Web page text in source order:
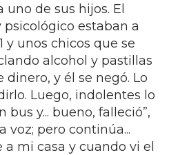
de sus hijos. El
estaban a
y unos chicos que se
alcohol y pastillas
y él se negó. Lo
Luego, indolentes lo
y... bueno, falleció”,
voz; pero continúa...
mi casa y cuando vi el